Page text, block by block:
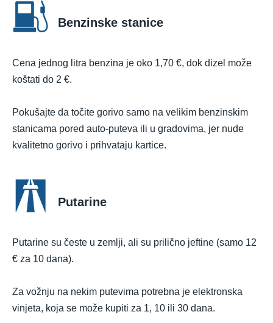
Benzinske stanice
Cena jednog litra benzina je oko 1,70 €, dok dizel može
koštati do 2 €.
Pokušajte da točite gorivo samo na velikim benzinskim
stanicama pored auto-puteva ili u gradovima, jer nude
kvalitetno gorivo i prihvataju kartice.
Putarine
Putarine su česte u zemlji, ali su prilično jeftine (samo 12
€ za 10 dana).
Za vožnju na nekim putevima potrebna je elektronska
vinjeta, koja se može kupiti za 1, 10 ili 30 dana.